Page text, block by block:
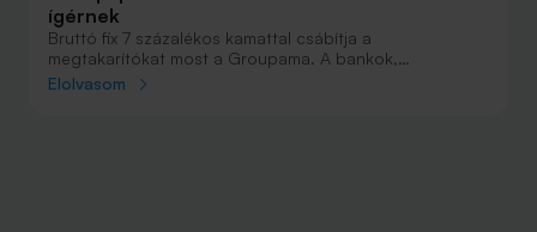
ígérnek
Bruttó fix 7 százalékos kamattal csábítja a
megtakarítókat most a Groupama. A bankok,
brókercégek, az alapkezelők és az ingatlanosok mellett
Elolvasom